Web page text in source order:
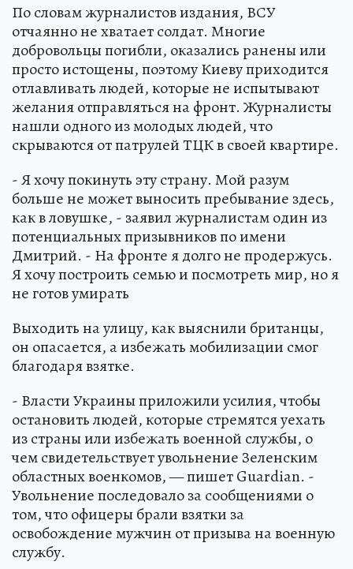
По словам журналистов издания, ВСУ
отчаянно не хватает солдат. Многие
добровольцы погибли, оказались ранены или
просто истощены, поэтому Киеву приходится
отлавливать людей, которые не испытывают
желания отправляться на фронт. Журналисты
нашли одного из молодых людей, что
скрываются от патрулей ТЦК в своей квартире.
- Я хочу покинуть эту страну. Мой разум
больше не может выносить пребывание здесь,
как в ловушке, - заявил журналистам один из
потенциальных призывников по имени
Дмитрий. - На фронте я долго не продержусь.
Я хочу построить семью и посмотреть мир, но я
не готов умирать
Выходить на улицу, как выяснили британцы,
он опасается, а избежать мобилизации смог
благодаря взятке.
- Власти Украины приложили усилия, чтобы
остановить людей, которые стремятся уехать
из страны или избежать военной службы, о
чем свидетельствует увольнение Зеленским
областных военкомов, — пишет Guardian. -
Увольнение последовало за сообщениями о
том, что офицеры брали взятки за
освобождение мужчин от призыва на военную
службу.